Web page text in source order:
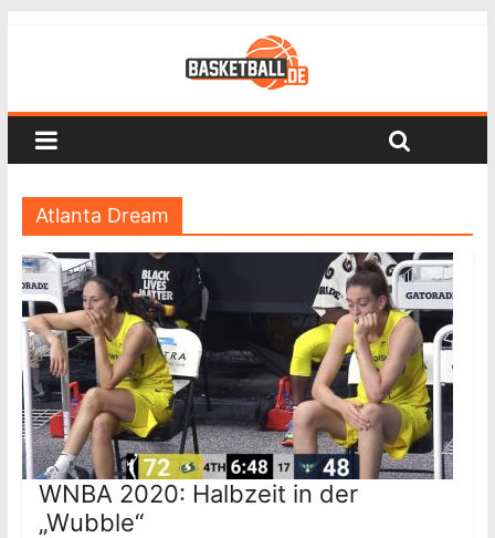
Atlanta Dream
WNBA 2020: Halbzeit in der
„Wubble“